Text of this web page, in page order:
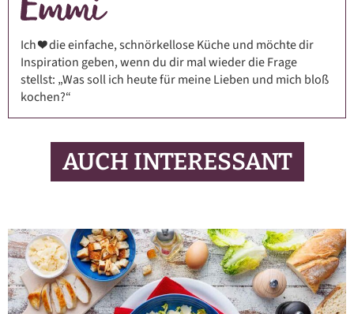
Ich ❤️ die einfache, schnörkellose Küche und möchte dir
Inspiration geben, wenn du dir mal wieder die Frage
stellst: „Was soll ich heute für meine Lieben und mich bloß
kochen?“
AUCH INTERESSANT